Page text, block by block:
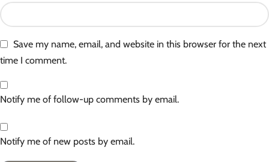
Save my name, email, and website in this browser for the next
time I comment.
Notify me of follow-up comments by email.
Notify me of new posts by email.